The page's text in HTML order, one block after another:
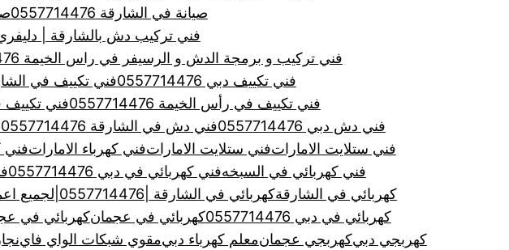
صيانة في الشارقة 0557714476
فني تركيب دش بالشارقة |
فني تركيب و برمجة الدش و الرسيفر في راس الخيمة 0557714476
فني تكييف دبي 0557714476
فني تكييف في
فني تكييف في رأس الخيمة 0557714476
فني
فني دش دبي 0557714476
فني دش في الشارقة 0557714476
فني ستلايت الاماراتفني ستلايت الاماراتفني كهرباء الاماراتفني
فني كهربائي في السبخهفني كهربائي في دبي 0557714476
كهربائي في الشارقةكهربائي في الشارقة |0557714476|لجميع اعمال صيانة
كهربائي في دبي 0557714476
كهربائي في عجمانكهربائي في عجمان
كهربجي دبيكهربجي عجمانمعلم كهرباء دبيمقوي شبكات الواي فاينجار